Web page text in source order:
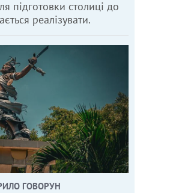
підготовки столиці до
реалізувати.
ГОВОРУН